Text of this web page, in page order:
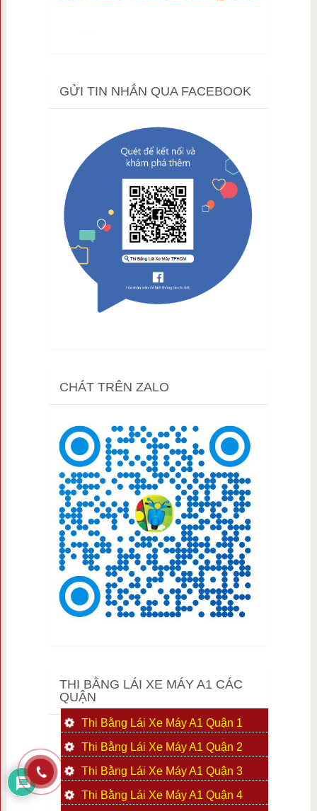
GỬI TIN NHẮN QUA FACEBOOK
CHÁT TRÊN ZALO
THI BẰNG LÁI XE MÁY A1 CÁC
QUẬN
Thi Bằng Lái Xe Máy A1 Quận 1
Thi Bằng Lái Xe Máy A1 Quận 2
Thi Bằng Lái Xe Máy A1 Quận 3
Thi Bằng Lái Xe Máy A1 Quận 4